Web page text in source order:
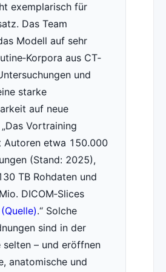
exemplarisch für
Das Team
Modell auf sehr
aus CT‑
und
starke
auf neue
Das Vortraining
Autoren etwa 150.000
(Stand: 2025),
TB Rohdaten und
DICOM‑Slices
(Quelle). Solche
sind in der
selten – und eröffnen
anatomische und